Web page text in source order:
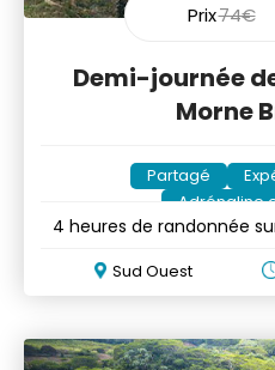
Prix74€
Demi-journée
Morne
Partagé
Adrénaline
4 heures de randonnée
Sud Ouest